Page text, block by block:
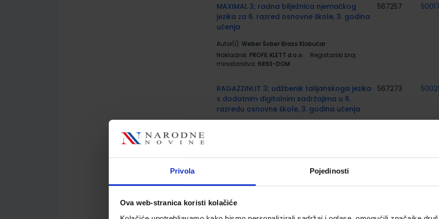
Privola Pojedinosti
Ova web-stranica koristi kolačiće
MAXIMAL 3; radna bilježnica njemačkog
jezika za 6. razred osnovne škole, 3. godina
učenja
Autor(i): Weber Šober Brass Klobučar
Nakladnik: PROFIL KLETT d.o.o.
Registarski broj
ministarstva: 6893-DOM
567257
RAGAZZINI.IT 3; udžbenik talijanskoga jezika
s dodatnim digitalnim sadržajima u 6.
razredu osnovne škole, 3. godina učenja
567273
RAGAZZINI.IT 3; radna bilježnica
Autor(i):